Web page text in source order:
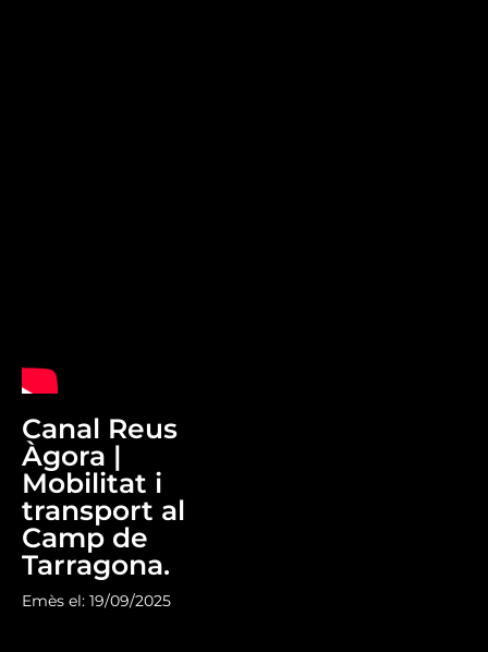
Canal Reus
Àgora |
Mobilitat i
transport al
Camp de
Tarragona.
Emès el: 19/09/2025